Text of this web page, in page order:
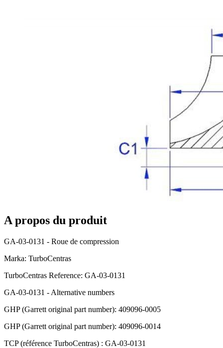
A propos du produit
GA-03-0131 - Roue de compression
Marka: TurboCentras
TurboCentras Reference: GA-03-0131
GA-03-0131 - Alternative numbers
GHP (Garrett original part number): 409096-0005
GHP (Garrett original part number): 409096-0014
TCP (référence TurboCentras) : GA-03-0131